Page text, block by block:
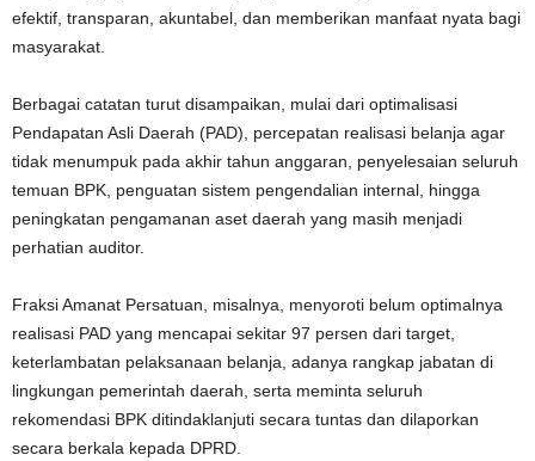
efektif, transparan, akuntabel, dan memberikan manfaat nyata bagi
masyarakat.
Berbagai catatan turut disampaikan, mulai dari optimalisasi
Pendapatan Asli Daerah (PAD), percepatan realisasi belanja agar
tidak menumpuk pada akhir tahun anggaran, penyelesaian seluruh
temuan BPK, penguatan sistem pengendalian internal, hingga
peningkatan pengamanan aset daerah yang masih menjadi
perhatian auditor.
Fraksi Amanat Persatuan, misalnya, menyoroti belum optimalnya
realisasi PAD yang mencapai sekitar 97 persen dari target,
keterlambatan pelaksanaan belanja, adanya rangkap jabatan di
lingkungan pemerintah daerah, serta meminta seluruh
rekomendasi BPK ditindaklanjuti secara tuntas dan dilaporkan
secara berkala kepada DPRD.